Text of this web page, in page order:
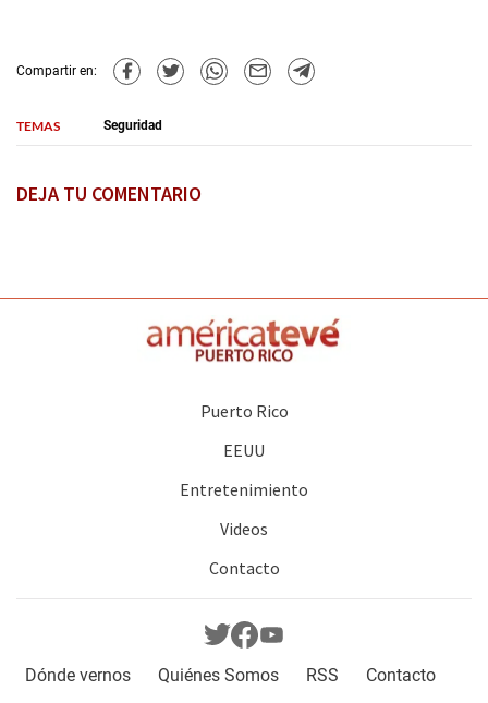
Compartir en:
TEMAS Seguridad
DEJA TU COMENTARIO
Puerto Rico
EEUU
Entretenimiento
Videos
Contacto
Dónde vernos Quiénes Somos RSS
Contacto